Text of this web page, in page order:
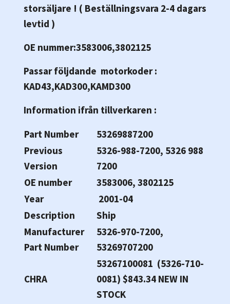
storsäljare ! ( Beställningsvara 2-4 dagars
levtid )
OE nummer:3583006,3802125
Passar följdande motorkoder :
KAD43,KAD300,KAMD300
Information ifrån tillverkaren :
Part Number
53269887200
Previous
Version
5326-988-7200, 5326 988
7200
OE number
3583006, 3802125
Year
2001-04
Description
Ship
Manufacturer
Part Number
5326-970-7200,
53269707200
CHRA
53267100081 (5326-710-
0081) $843.34 NEW IN
STOCK